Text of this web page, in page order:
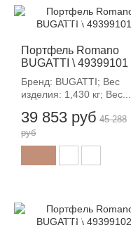
Портфель Romano
BUGATTI \ 49399101
Бренд: BUGATTI; Вес
изделия: 1,430 кг; Вес...
39 853 руб
-12%
45 288
руб
-12%